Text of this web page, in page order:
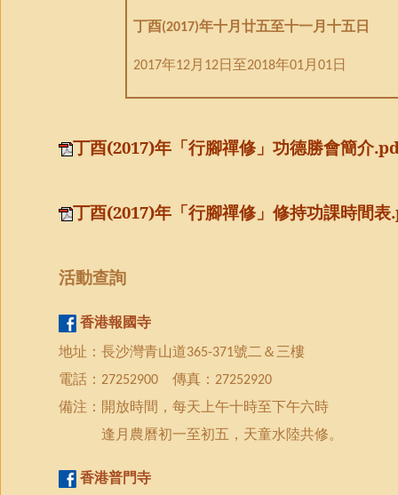
丁酉(2017)年十月廿五至十一月十五日
2017年12月 12日至2018年01月01日
丁酉(2017)年「行腳禪修」功德勝會簡介
丁酉(2017)年「行腳禪修」修持功課時間
活動查詢
香港報國寺
地址：長沙灣青山道365-371號二＆三樓
電話： 27252900 傳真： 27252920
備注：開放時間，每天上午十時至下午六時
逢月農曆初一至初五，天童水陸共修。
香港普門寺